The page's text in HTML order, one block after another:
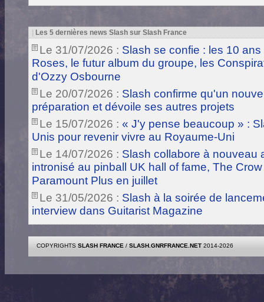
Les 5 dernières news Slash sur Slash France
Le 31/07/2026 : Slash se confie : les 10
Roses, le futur album du groupe, les
d'Ozzy Osbourne
Le 20/07/2026 : Slash confirme qu'un
préparation et dévoile ses autres projets
Le 15/07/2026 : « J'y pense beaucoup » :
Unis pour revenir vivre au Royaume-Uni
Le 14/07/2026 : Slash collabore à nouveau
intronisé au pinball UK hall of fame, The
Paramount Plus en juillet
Le 31/05/2026 : Slash à la soirée de
interview dans Guitarist Magazine
COPYRIGHTS SLASH FRANCE / SLASH.GNRFRANCE.NET 2014-2026